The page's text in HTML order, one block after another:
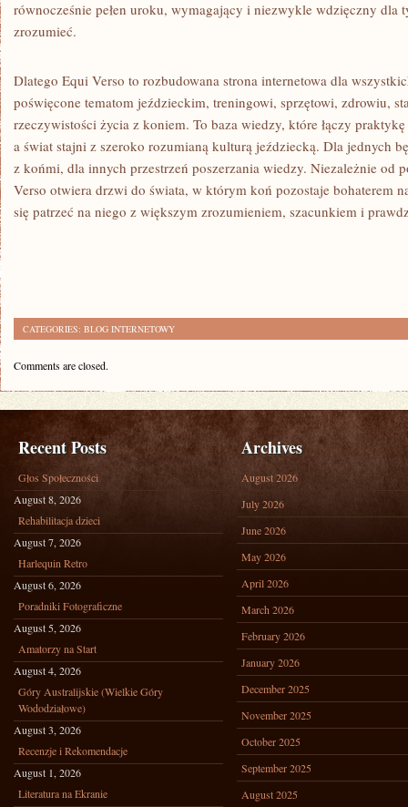
równocześnie pełen uroku, wymagający i niezwykle wdzięczny dla
zrozumieć.
Dlatego Equi Verso to rozbudowana strona internetowa dla
poświęcone tematom jeździeckim, treningowi, sprzętowi, zdrowiu,
rzeczywistości życia z koniem. To baza wiedzy, które łączy
a świat stajni z szeroko rozumianą kulturą jeździecką. Dla jednych
z końmi, dla innych przestrzeń poszerzania wiedzy. Niezależnie od
Verso otwiera drzwi do świata, w którym koń pozostaje bohaterem
się patrzeć na niego z większym zrozumieniem, szacunkiem i
CATEGORIES: BLOG INTERNETOWY
Comments are closed.
Recent Posts
Głos Społeczności
August 8, 2026
Rehabilitacja dzieci
August 7, 2026
Harlequin Retro
August 6, 2026
Poradniki Fotograficzne
August 5, 2026
Amatorzy na Start
August 4, 2026
Góry Australijskie (Wielkie Góry
Wododziałowe)
August 3, 2026
Recenzje i Rekomendacje
August 1, 2026
Literatura na Ekranie
Archives
August 2026
July 2026
June 2026
May 2026
April 2026
March 2026
February 2026
January 2026
December 2025
November 2025
October 2025
September 2025
August 2025